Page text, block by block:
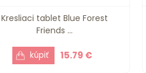
Kresliaci tablet Blue Forest
Friends ...
15.79 €